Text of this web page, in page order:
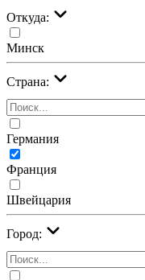
Откуда:
Минск
Страна:
Германия
Франция
Швейцария
Город: